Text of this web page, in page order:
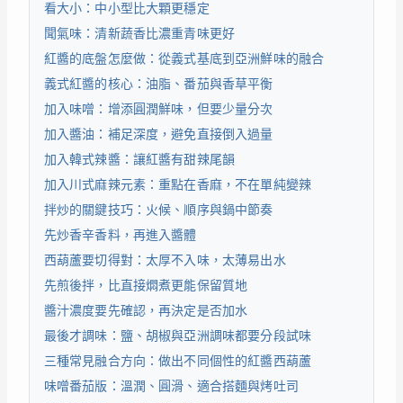
看大小：中小型比大顆更穩定
聞氣味：清新蔬香比濃重青味更好
紅醬的底盤怎麼做：從義式基底到亞洲鮮味的融合
義式紅醬的核心：油脂、番茄與香草平衡
加入味噌：增添圓潤鮮味，但要少量分次
加入醬油：補足深度，避免直接倒入過量
加入韓式辣醬：讓紅醬有甜辣尾韻
加入川式麻辣元素：重點在香麻，不在單純變辣
拌炒的關鍵技巧：火候、順序與鍋中節奏
先炒香辛香料，再進入醬體
西葫蘆要切得對：太厚不入味，太薄易出水
先煎後拌，比直接燜煮更能保留質地
醬汁濃度要先確認，再決定是否加水
最後才調味：鹽、胡椒與亞洲調味都要分段試味
三種常見融合方向：做出不同個性的紅醬西葫蘆
味噌番茄版：溫潤、圓滑、適合搭麵與烤吐司